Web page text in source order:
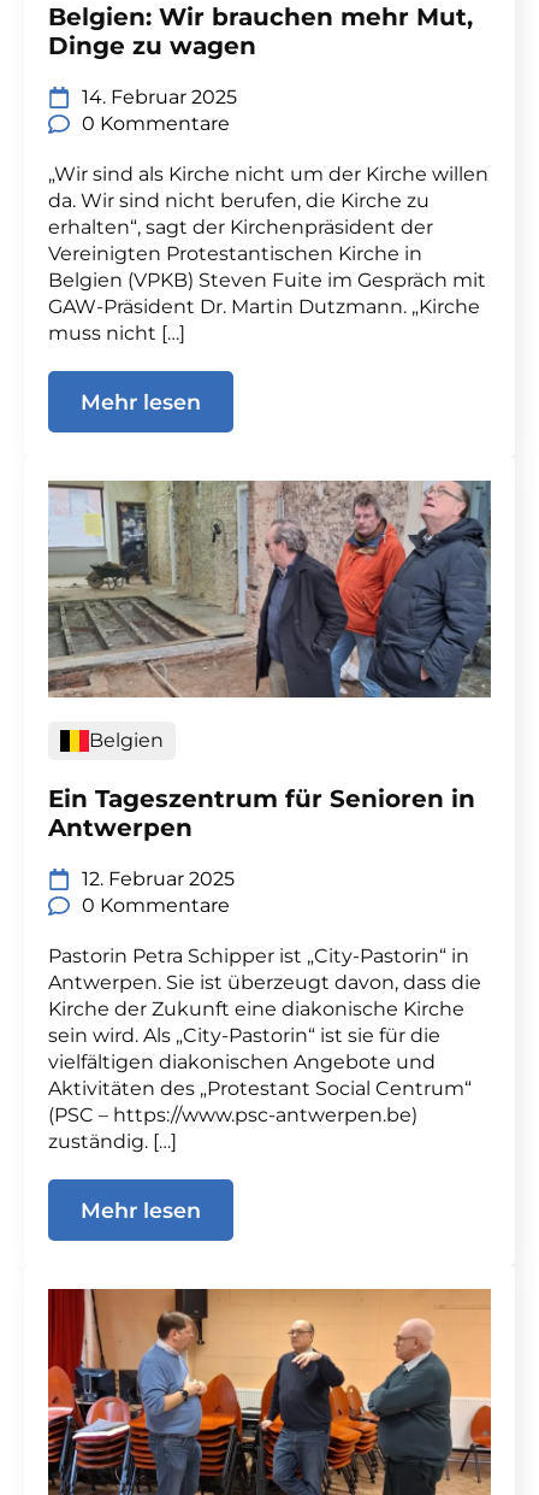
Belgien: Wir brauchen mehr Mut,
Dinge zu wagen
14. Februar 2025
0 Kommentare
„Wir sind als Kirche nicht um der Kirche willen
da. Wir sind nicht berufen, die Kirche zu
erhalten“, sagt der Kirchenpräsident der
Vereinigten Protestantischen Kirche in
Belgien (VPKB) Steven Fuite im Gespräch mit
GAW-Präsident Dr. Martin Dutzmann. „Kirche
muss nicht […]
Mehr lesen
Belgien
Ein Tageszentrum für Senioren in
Antwerpen
12. Februar 2025
0 Kommentare
Pastorin Petra Schipper ist „City-Pastorin“ in
Antwerpen. Sie ist überzeugt davon, dass die
Kirche der Zukunft eine diakonische Kirche
sein wird. Als „City-Pastorin“ ist sie für die
vielfältigen diakonischen Angebote und
Aktivitäten des „Protestant Social Centrum“
(PSC – https://www.psc-antwerpen.be)
zuständig. […]
Mehr lesen